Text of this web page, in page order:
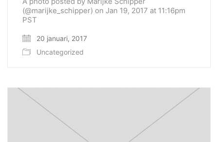
(@marijke_schipper) on Jan 19, 2017 at 11:16pm
PST
20 januari, 2017
Uncategorized